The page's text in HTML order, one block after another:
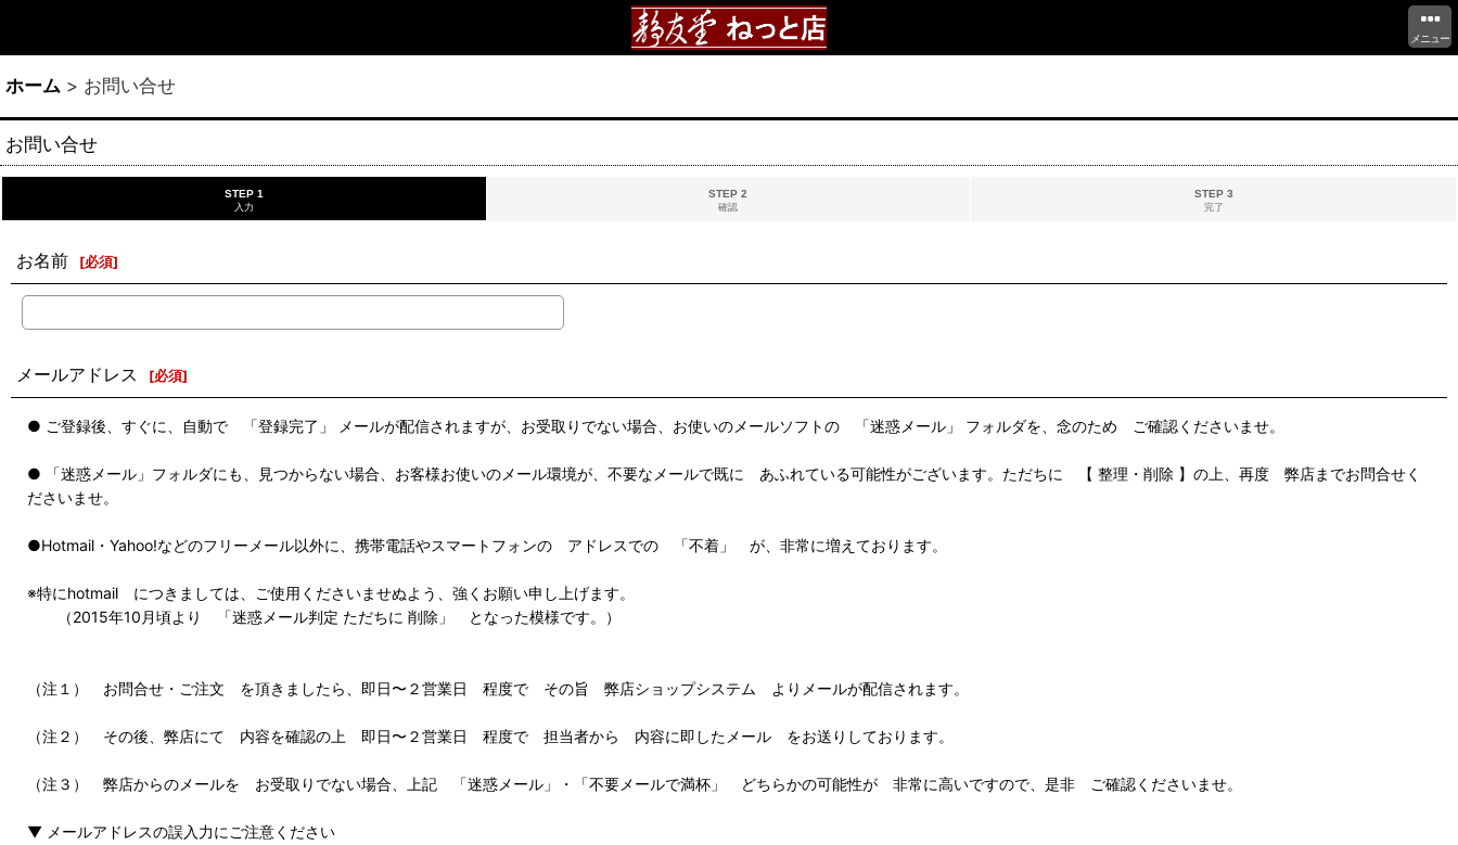
メニュー
ホーム > お問い合せ
お問い合せ
STEP 1
入力
STEP 2
確認
STEP 3
完了
お名前 [必須]
メールアドレス [必須]
● ご登録後、すぐに、自動で 「登録完了」 メールが配信されますが、お受取りでない場合、お使いのメールソフトの 「迷惑メール」 フォルダを、念のため ご確認くださいませ。
● 「迷惑メール」フォルダにも、見つからない場合、お客様お使いのメール環境が、不要なメールで既に あふれている可能性がございます。ただちに 【 整理・削除 】の上、再度 弊店までお問合せく
ださいませ。
●Hotmail・Yahoo!などのフリーメール以外に、携帯電話やスマートフォンの アドレスでの 「不着」 が、非常に増えております。
※特にhotmail につきましては、ご使用くださいませぬよう、強くお願い申し上げます。
（2015年10月頃より 「迷惑メール判定 ただちに 削除」 となった模様です。）
（注１） お問合せ・ご注文 を頂きましたら、即日〜２営業日 程度で その旨 弊店ショップシステム よりメールが配信されます。
（注２） その後、弊店にて 内容を確認の上 即日〜２営業日 程度で 担当者から 内容に即したメール をお送りしております。
（注３） 弊店からのメールを お受取りでない場合、上記 「迷惑メール」・「不要メールで満杯」 どちらかの可能性が 非常に高いですので、是非 ご確認くださいませ。
▼ メールアドレスの誤入力にご注意ください